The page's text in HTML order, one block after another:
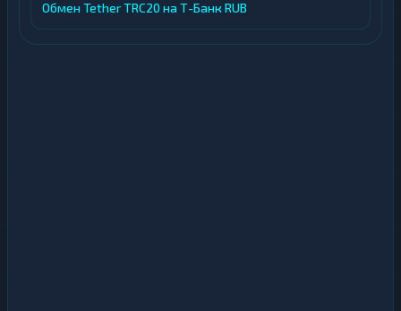
Обмен Tether TRC20 на Т-Банк RUB